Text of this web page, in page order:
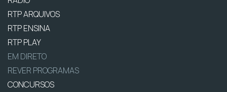
RTP ARQUIVOS
RTP ENSINA
RTP PLAY
EM DIRETO
REVER PROGRAMAS
CONCURSOS